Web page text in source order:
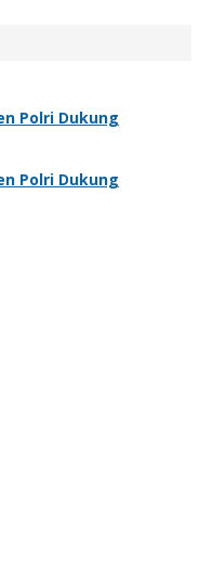
Polri Dukung
Polri Dukung